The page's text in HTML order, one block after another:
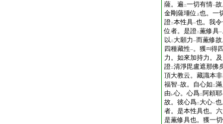
薩。遍 二一切有情一
金剛薩埵位
上也。一
證二本性具一也。我
位者。是證二薫修具一
以 二 大願力 一而薫修
四種藏性一。獲
得
力。如來加持力。
證二清淨毘盧遮那佛
頂大教云。藏識本非
福智一故。自心如 二
由 レ心。心爲二 阿頼耶
故。彼心爲二 大心一
者。是本性具也。
是薫修具也。獲一